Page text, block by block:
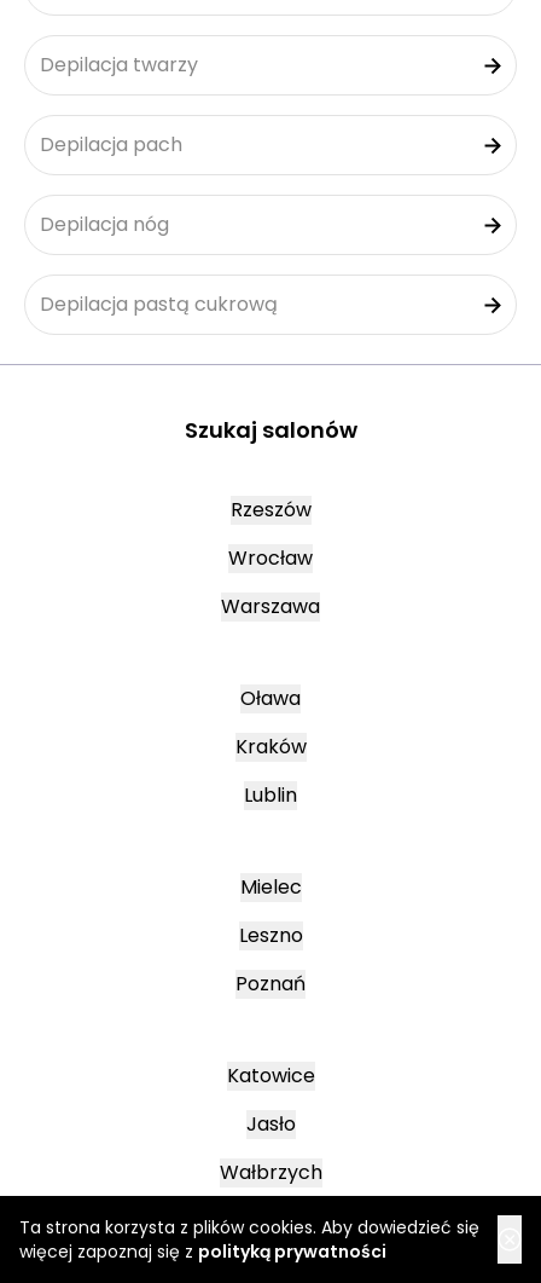
Ta strona korzysta z plików cookies. Aby dowiedzieć się
więcej zapoznaj się z polityką prywatności
Depilacja twarzy
Depilacja pach
Depilacja nóg
Depilacja pastą cukrową
Szukaj salonów
Rzeszów
Wrocław
Warszawa
Oława
Kraków
Lublin
Mielec
Leszno
Poznań
Katowice
Jasło
Wałbrzych